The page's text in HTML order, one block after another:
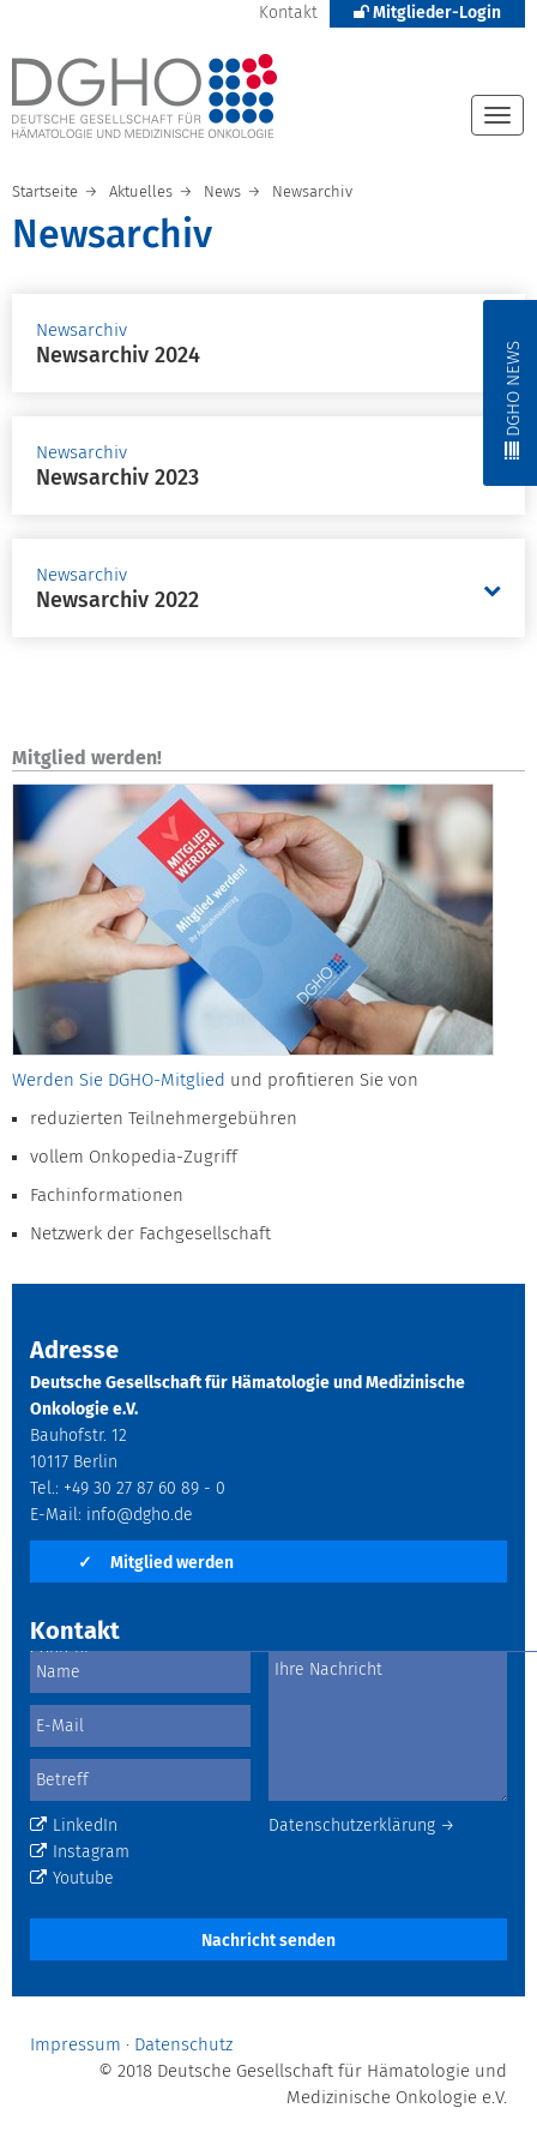
Kontakt Mitglieder-Login
DGHO NEWS
Startseite Aktuelles News Newsarchiv
Newsarchiv
Newsarchiv
Newsarchiv 2024
Newsarchiv
Newsarchiv 2023
Newsarchiv
Newsarchiv 2022
Mitglied werden!
Werden Sie DGHO-Mitglied und profitieren Sie von
reduzierten Teilnehmergebühren
vollem Onkopedia-Zugriff
Fachinformationen
Netzwerk der Fachgesellschaft
Adresse
Deutsche Gesellschaft für Hämatologie und Medizinische
Onkologie e.V.
Bauhofstr. 12
10117 Berlin
Tel.: +49 30 27 87 60 89 - 0
E-Mail: info@dgho.de
✓ Mitglied werden
Kontakt
Datenschutzerklärung →
LinkedIn
Instagram
Youtube
Nachricht senden
Impressum · Datenschutz
© 2018 Deutsche Gesellschaft für Hämatologie und
Medizinische Onkologie e.V.